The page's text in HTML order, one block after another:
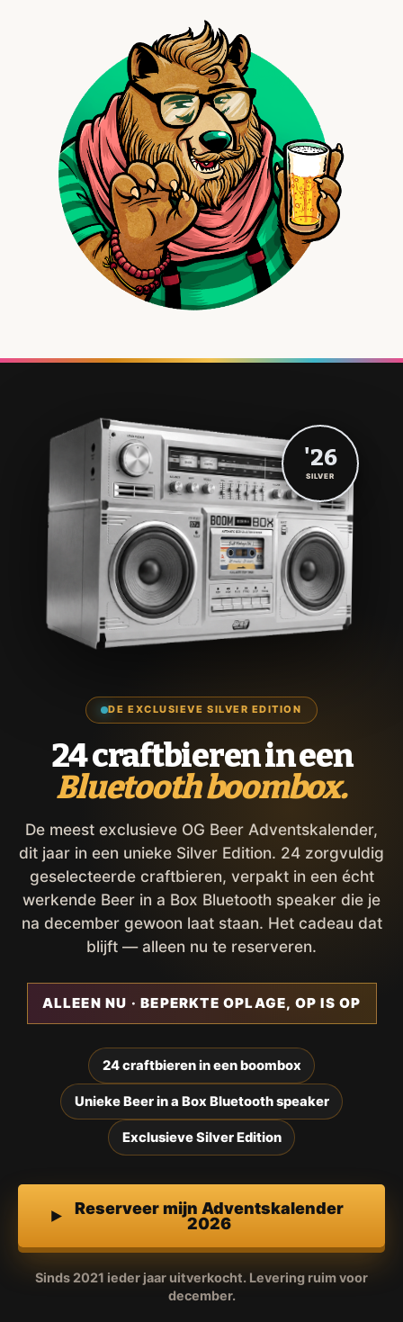
DE EXCLUSIEVE SILVER EDITION
24 craftbieren in een
Bluetooth boombox.
De meest exclusieve OG Beer Adventskalender,
dit jaar in een unieke Silver Edition. 24 zorgvuldig
geselecteerde craftbieren, verpakt in een écht
werkende Beer in a Box Bluetooth speaker die je
na december gewoon laat staan. Het cadeau dat
blijft — alleen nu te reserveren.
ALLEEN NU · BEPERKTE OPLAGE, OP IS OP
24 craftbieren in een boombox
Unieke Beer in a Box Bluetooth speaker
Exclusieve Silver Edition
Reserveer mijn Adventskalender
2026
Sinds 2021 ieder jaar uitverkocht. Levering ruim voor
december.
'26
SILVER